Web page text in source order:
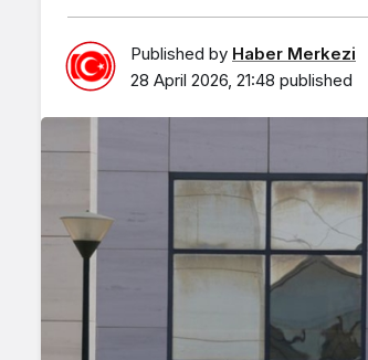
Published by Haber Merkezi
28 April 2026, 21:48 published